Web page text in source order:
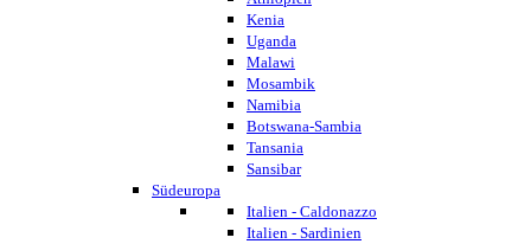
Kenia
Uganda
Malawi
Mosambik
Namibia
Botswana-Sambia
Tansania
Sansibar
Südeuropa
Italien - Caldonazzo
Italien - Sardinien